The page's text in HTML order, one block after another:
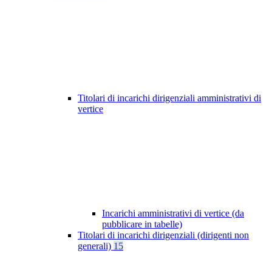
Titolari di incarichi dirigenziali amministrativi di
vertice
Incarichi amministrativi di vertice (da
pubblicare in tabelle)
Titolari di incarichi dirigenziali (dirigenti non
generali) 15